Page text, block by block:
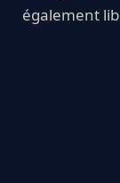
également